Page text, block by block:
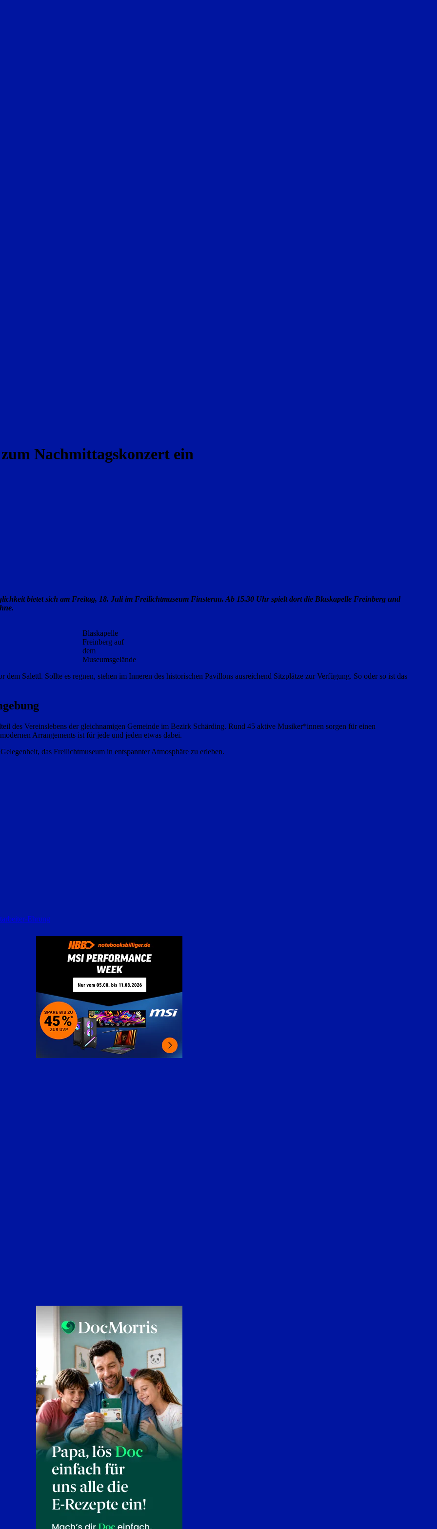
Nachmittagskonzert ein
bietet sich am Freitag, 18. Juli im Freilichtmuseum Finsterau. Ab 15.30 Uhr spielt dort die Blaskapelle Freinberg und
Blaskapelle
Freinberg auf
dem
Museumsgelände
Salettl. Sollte es regnen, stehen im Inneren des historischen Pavillons ausreichend Sitzplätze zur Verfügung. So oder so ist das
des Vereinslebens der gleichnamigen Gemeinde im Bezirk Schärding. Rund 45 aktive Musiker*innen sorgen für einen
Arrangements ist für jede und jeden etwas dabei.
das Freilichtmuseum in entspannter Atmosphäre zu erleben.
Ehrung